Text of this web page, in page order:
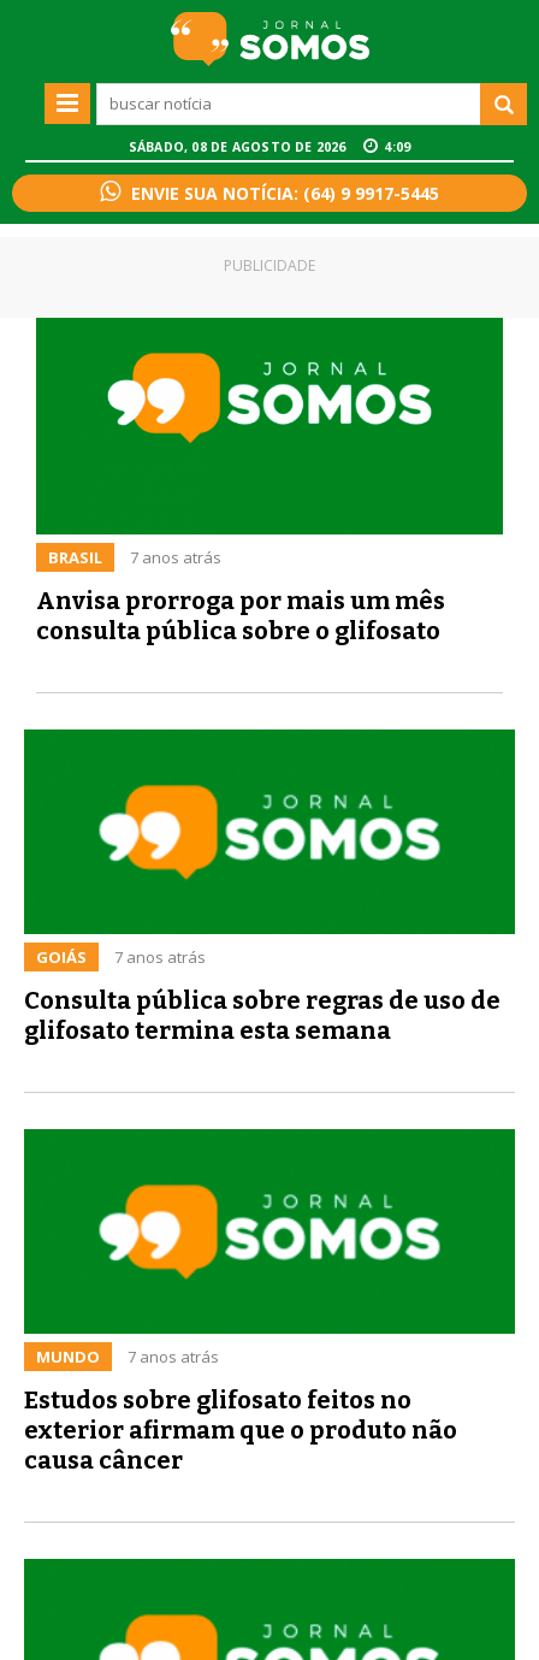
SÁBADO, 08 DE AGOSTO DE 2026 4:09
ENVIE SUA NOTÍCIA: (64) 9 9917-5445
BRASIL 7 anos atrás
Anvisa prorroga por mais um mês
consulta pública sobre o glifosato
PUBLICIDADE
GOIÁS 7 anos atrás
Consulta pública sobre regras de uso de
glifosato termina esta semana
MUNDO 7 anos atrás
Estudos sobre glifosato feitos no
exterior afirmam que o produto não
causa câncer